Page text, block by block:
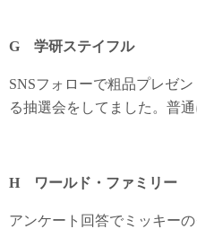
G 学研ステイフル
SNSフォローで粗品プレゼ
る抽選会をしてました。普
H ワールド・ファミリー
アンケート回答でミッキー